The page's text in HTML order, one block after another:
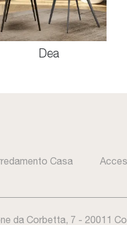
Dea
Casa
da Corbetta, 7 - 20011